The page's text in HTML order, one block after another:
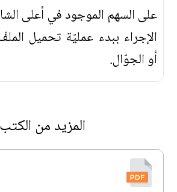
على السهم الموجود في أعلى
الإجراء ببدء عمليّة تحميل
أو الجوّال.
المزيد من الكتب